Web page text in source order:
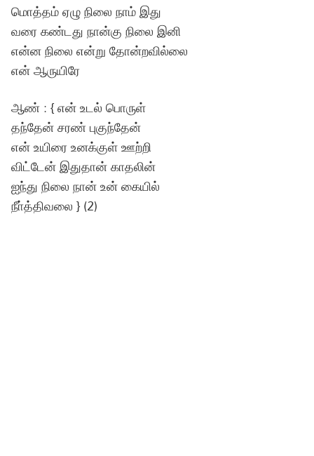
மொத்தம் ஏழு நிலை நாம் இது
வரை கண்டது நான்கு நிலை இனி
என்ன நிலை என்று தோன்றவில்லை
என் ஆருயிரே
ஆண் : { என் உடல் பொருள்
தந்தேன் சரண் புகுந்தேன்
என் உயிரை உனக்குள் ஊற்றி
விட்டேன் இதுதான் காதலின்
ஐந்து நிலை நான் உன் கையில்
நீா்த்திவலை } (2)